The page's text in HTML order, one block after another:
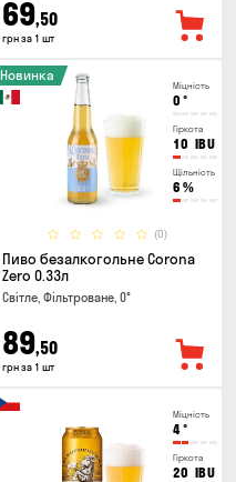
69,50
грн за 1 шт
Міцність
0 °
Гіркота
10 IBU
Щільність
6 %
(0)
Новинка
Пиво безалкогольне Corona
Zero 0.33л
Світле, Фільтроване, 0°
89,50
грн за 1 шт
Міцність
4°
Гіркота
20 IBU